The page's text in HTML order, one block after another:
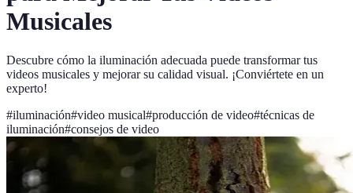
Musicales
Descubre cómo la iluminación adecuada puede transformar tus
videos musicales y mejorar su calidad visual. ¡Conviértete en un
experto!
#iluminación#video musical#producción de video#técnicas de
iluminación#consejos de video